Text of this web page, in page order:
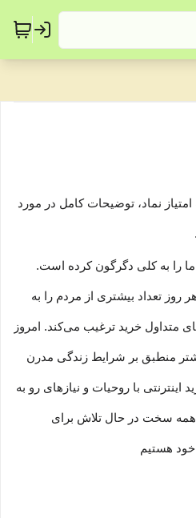
نماد، توضیحات کامل در مورد
را به کلی دگرگون کرده است.
روز تعداد بیشتری از مردم را به
متداول خرید ترغیب می‏‌کند. امروز
منطبق بر شرایط زندگی مدرن
با روحیات و نیازهای رو به
سخت در حال تلاش برای
هستیم